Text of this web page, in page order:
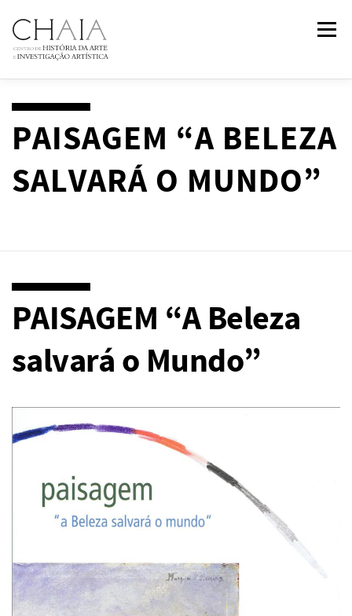
para
conteúdo
Menu
PUBLICAÇÕES NOTÍCIAS EVENTOS PAST
PAISAGEM “A BELEZA
SALVARÁ O MUNDO”
PAISAGEM “A Beleza
salvará o Mundo”